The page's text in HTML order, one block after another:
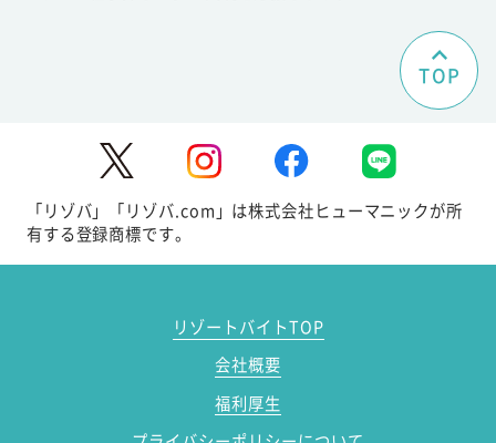
TOP
「リゾバ」「リゾバ.com」は株式会社ヒューマニックが所
有する登録商標です。
リゾートバイトTOP
会社概要
福利厚生